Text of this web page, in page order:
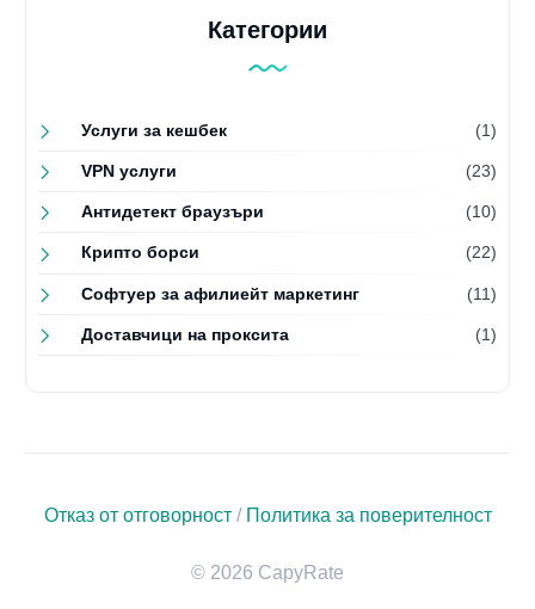
Категории
Услуги за кешбек (1)
VPN услуги (23)
Антидетект браузъри (10)
Крипто борси (22)
Софтуер за афилиейт маркетинг (11)
Доставчици на проксита (1)
Отказ от отговорност/ Политика за поверителност
© 2026 CapyRate